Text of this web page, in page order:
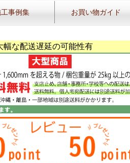
事例集 お買い物ガイド
な配送遅延の可能性有